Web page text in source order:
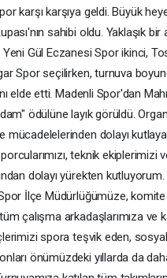
karşı karşıya geldi. Büyük
sahibi oldu. Yaklaşık
Yeni Gül Eczanesi Spor ikinci,
Spor seçilirken, turnuva
elde etti. Madenli Spor'dan
ödülüne layık görüldü.
mücadelelerinden dolayı
teknik ekiplerimizi
dolayı yürekten
İlçe Müdürlüğümüze,
çalışma arkadaşlarımıza ve
spora teşvik eden,
önümüzdeki yıllarda da